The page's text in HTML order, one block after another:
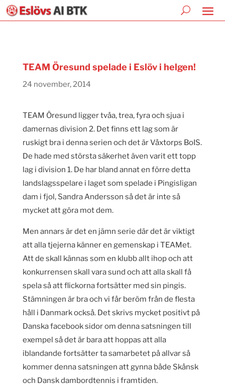
TEAM Öresund spelade i Eslöv i helgen!
24 november, 2014
TEAM Öresund ligger tvåa, trea, fyra och sjua i
damernas division 2. Det finns ett lag som är
ruskigt bra i denna serien och det är Våxtorps BoIS.
De hade med största säkerhet även varit ett topp
lag i division 1. De har bland annat en förre detta
landslagsspelare i laget som spelade i Pingisligan
dam i fjol, Sandra Andersson så det är inte så
mycket att göra mot dem.
Men annars är det en jämn serie där det är viktigt
att alla tjejerna känner en gemenskap i TEAMet.
Att de skall kännas som en klubb allt ihop och att
konkurrensen skall vara sund och att alla skall få
spela så att flickorna fortsätter med sin pingis.
Stämningen är bra och vi får beröm från de flesta
håll i Danmark också. Det skrivs mycket positivt på
Danska facebook sidor om denna satsningen till
exempel så det är bara att hoppas att alla
iblandande fortsätter ta samarbetet på allvar så
kommer denna satsningen att gynna både Skånsk
och Dansk dambordtennis i framtiden.